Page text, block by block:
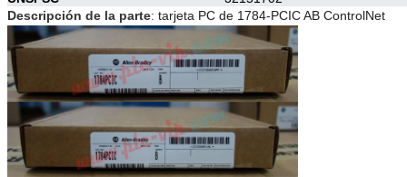
Descripción de la parte: tarjeta PC de 1784-PCIC AB ControlNet